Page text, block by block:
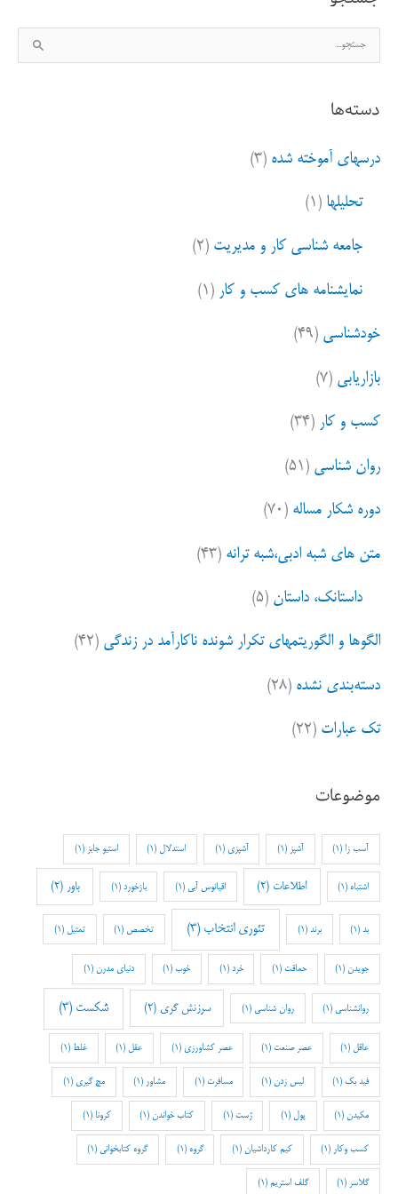
س
ج
ب
دسته‌ها
درسهای آموخته شده (۳)
تحلیلها (۱)
جامعه شناسی کار و مدیریت (۲)
نمایشنامه های کسب و کار (۱)
خودشناسی (۴۹)
بازاریابی (۷)
کسب و کار (۳۴)
روان شناسی (۵۱)
دوره شکار مساله (۷۰)
متن های شبه ادبی،شبه ترانه (۴۳)
داستانک، داستان (۵)
الگوها و الگوریتمهای تکرار شونده ناکارآمد در زندگی (۴۲)
دسته‌بندی نشده (۲۸)
تک عبارات (۲۲)
موضوعات
آسب زا (1) آشپز (1) آشپزی (1) استدلال (1) استیو جابز (1)
اشتباه (1) اطلاعات (2) اقیانوس آبی (1) بازخورد (1) باور (2)
بد(1) برند (1) تئوری انتخاب (3) تخصص (1) تمثیل (1)
جویدن (1) حماقت (1) خرد (1) خوب(1) دنیای مدرن (1)
روانشناسی (1) روان شناسی (1) سرزنش گری (2) شکست (3)
عاقل (1) عصر صنعت (1) عصر کشاورزی (1) عقل (1) غلط (1)
فید بک(1) لیس زدن (1) مسافرت (1) مشاور (1) مچ گیری (1)
مکیدن (1) پول (1) ژست (1) کتاب خواندن (1) کرونا (1)
کسب وکار (1) کیم کارداشیان (1) گروه (1) گروه کتابخوانی (1)
گلاسر (1) گلف استریم (1)